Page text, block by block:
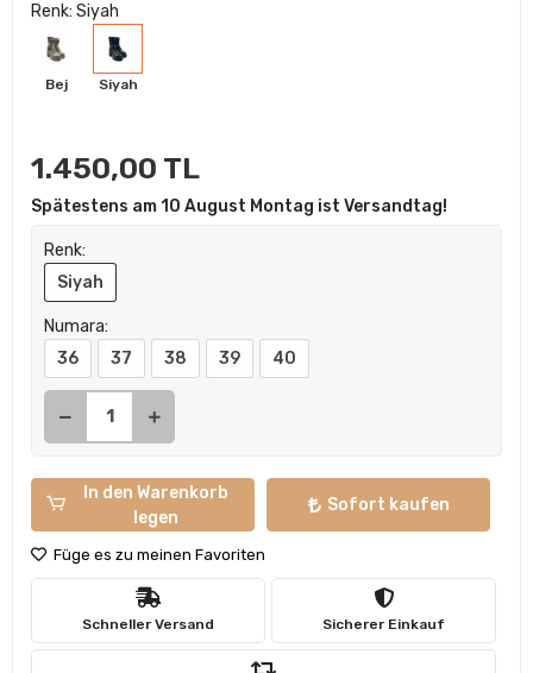
Renk: Siyah
Bej Siyah
1.450,00 TL
Spätestens am 10 August Montag ist Versandtag!
Renk:
Siyah
Numara:
36
37 38 39 40
In den Warenkorb
legen
Sofort kaufen
Füge es zu meinen Favoriten
Schneller Versand Sicherer Einkauf